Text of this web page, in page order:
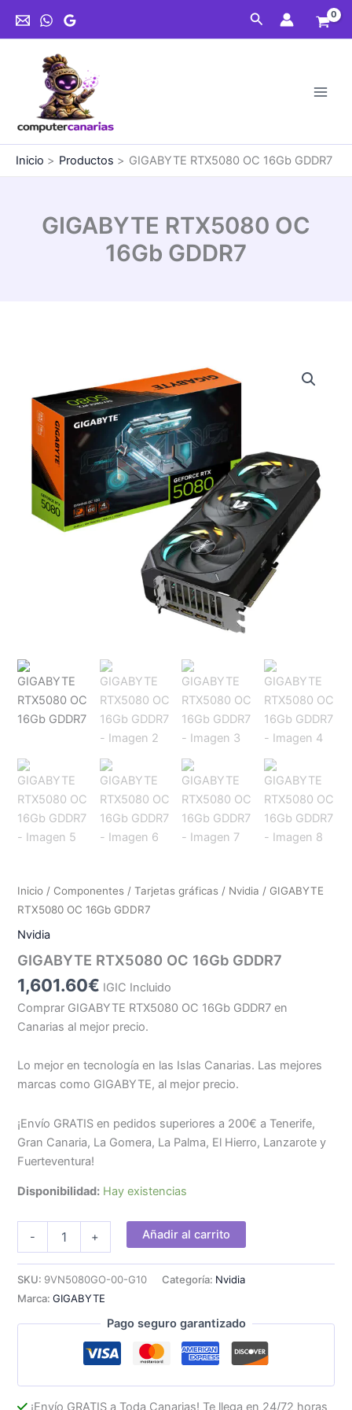
Buscar
Inicio Productos GIGABYTE RTX5080 OC 16Gb GDDR7
GIGABYTE RTX5080 OC
16Gb GDDR7
Inicio / Componentes /Tarjetas gráficas / Nvidia / GIGABYTE
RTX5080 OC 16Gb GDDR7
Nvidia
GIGABYTE RTX5080 OC 16Gb GDDR7
1,601.60€ IGIC Incluido
Comprar GIGABYTE RTX5080 OC 16Gb GDDR7 en
Canarias al mejor precio.
Lo mejor en tecnología en las Islas Canarias. Las mejores
marcas como GIGABYTE, al mejor precio.
¡Envío GRATIS en pedidos superiores a 200€ a Tenerife,
Gran Canaria, La Gomera, La Palma, El Hierro, Lanzarote y
Fuerteventura!
Disponibilidad: Hay existencias
-
RTX5080
16Gb
cantidad
+ Añadir al carrito
SKU: 9VN5080GO-00-G10 Categoría: Nvidia
Marca:GIGABYTE
Pago seguro garantizado
¡Envío GRATIS a Toda Canarias! Te llega en 24/72 horas
16Gb
GDDR7